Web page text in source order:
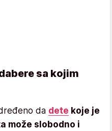
sa kojim
da dete koje je
može slobodno i